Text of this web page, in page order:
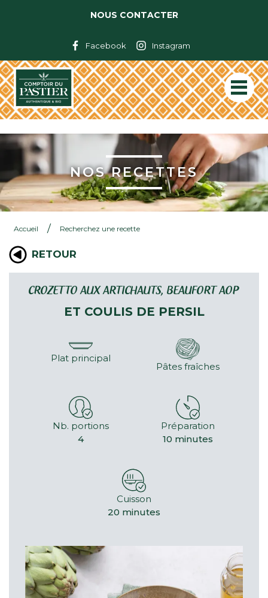
Facebook Instagram
NOUS CONTACTER
NOS RECETTES
Accueil / Recherchez une recette
RETOUR
CROZETTO AUX ARTICHAUTS, BEAUFORT AOP
ET COULIS DE PERSIL
Plat principal
Pâtes fraîches
Nb. portions
4
Préparation
10 minutes
Cuisson
20 minutes